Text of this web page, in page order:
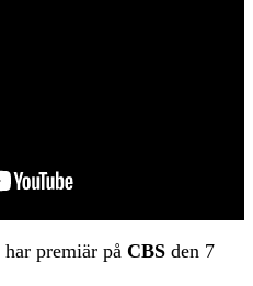
har premiär på CBS den 7